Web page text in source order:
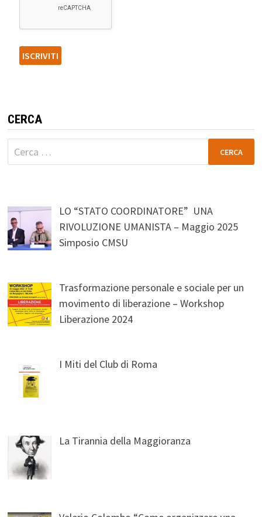
CERCA
Ricerca
per:
LO “STATO COORDINATORE” UNA
RIVOLUZIONE UMANISTA – Maggio 2025
Simposio CMSU
Trasformazione personale e sociale per un
movimento di liberazione – Workshop
Liberazione 2024
I Miti del Club di Roma
La Tirannia della Maggioranza